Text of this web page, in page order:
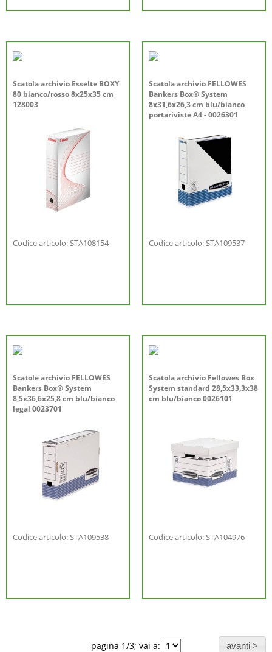
Scatola archivio Esselte BOXY
80 bianco/rosso 8x25x35 cm
128003
Codice articolo: STA108154
Scatola archivio FELLOWES
Bankers Box® System
8x31,6x26,3 cm blu/bianco
portariviste A4 - 0026301
Codice articolo: STA109537
Scatole archivio FELLOWES
Bankers Box® System
8,5x36,6x25,8 cm blu/bianco
legal 0023701
Codice articolo: STA109538
Scatola archivio Fellowes Box
System standard 28,5x33,3x38
cm blu/bianco 0026101
Codice articolo: STA104976
pagina 1/3; vai a: